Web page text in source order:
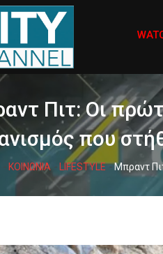
Πιτ: Οι
που
- ΚΟΙΝΩΝΙΑ- LIFESTYLE-Μπραντ